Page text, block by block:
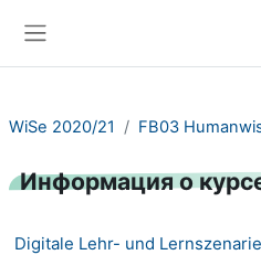
WiSe 2020/21 FB03
Информация о
Digitale Lehr- und